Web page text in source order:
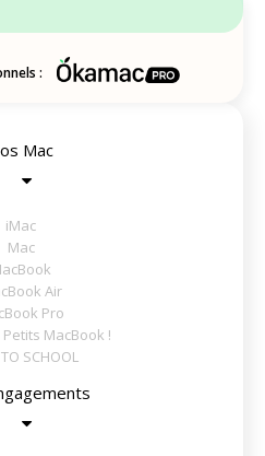
:
Mac
iMac
Mac
Air
Pro
MacBook !
SCHOOL